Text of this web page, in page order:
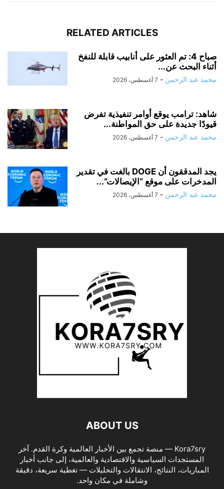
RELATED ARTICLES
صباح 4: تم العثور على أنابيب قابلة للنفخ
أثناء البحث عن...
محمد عبد الرحمن - 7 أغسطس، 2026
شاهد: ترامب يوقع أوامر تنفيذية تفرض
قيودًا جديدة على حق المواطنة...
محمد عبد الرحمن - 7 أغسطس، 2026
يجد المدققون أن DOGE بالغت في تقدير
المدخرات على موقع “الإيصالات”...
محمد عبد الرحمن - 7 أغسطس، 2026
ABOUT US
Kora7sry — منصة تجمع بين الأخبار العالمية وكرة القدم. آخر
المستجدات السياسية والاقتصادية والعالمية، إلى جانب أخبار
المباريات، النتائج، الانتقالات والتحليلات — تغطية سريعة، دقيقة
وشاملة في مكان واحد.